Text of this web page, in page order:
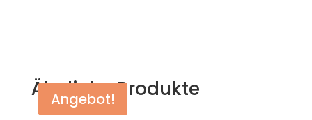
Ähnliche Produkte
Angebot!
Angebot!
Angebot!